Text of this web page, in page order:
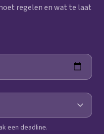
regelen en wat te laat
een deadline.